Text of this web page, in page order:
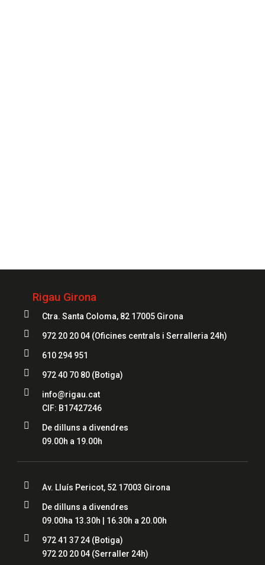
Rigau Girona
 Ctra. Santa Coloma, 82 17005 Girona
 972 20 20 04 (Oficines centrals i Serralleria 24h)
 610 294 951
 972 40 70 80 (Botiga)

info@rigau.cat
CIF: B17427246

De dilluns a divendres
09.00h a 19.00h
 Av. Lluís Pericot, 52 17003 Girona

De dilluns a divendres
09.00ha 13.30h | 16.30h a 20.00h
 972 41 37 24(Botiga)
972 20 20 04(Serraller 24h)